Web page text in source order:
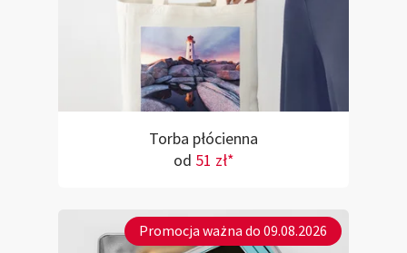
Torba płócienna
od 51 zł*
Promocja ważna do 09.08.2026